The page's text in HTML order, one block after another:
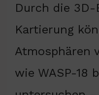
Durch die
Kartierung
Atmosphären
wie WASP-18